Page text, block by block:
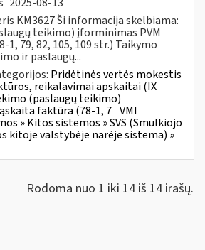
KM3627 Ši informacija skelbiama:
teikimo) įforminimas PVM
79, 82, 105, 109 str.) Taikymo
ir paslaugų...
Pridėtinės vertės mokestis
reikalavimai apskaitai (IX
(paslaugų teikimo)
faktūra (78-1, 7 VMI
» Kitos sistemos » SVS (Smulkiojo
kitoje valstybėje narėje sistema) »
Rodoma nuo 1 iki 14 iš 14 irašų.